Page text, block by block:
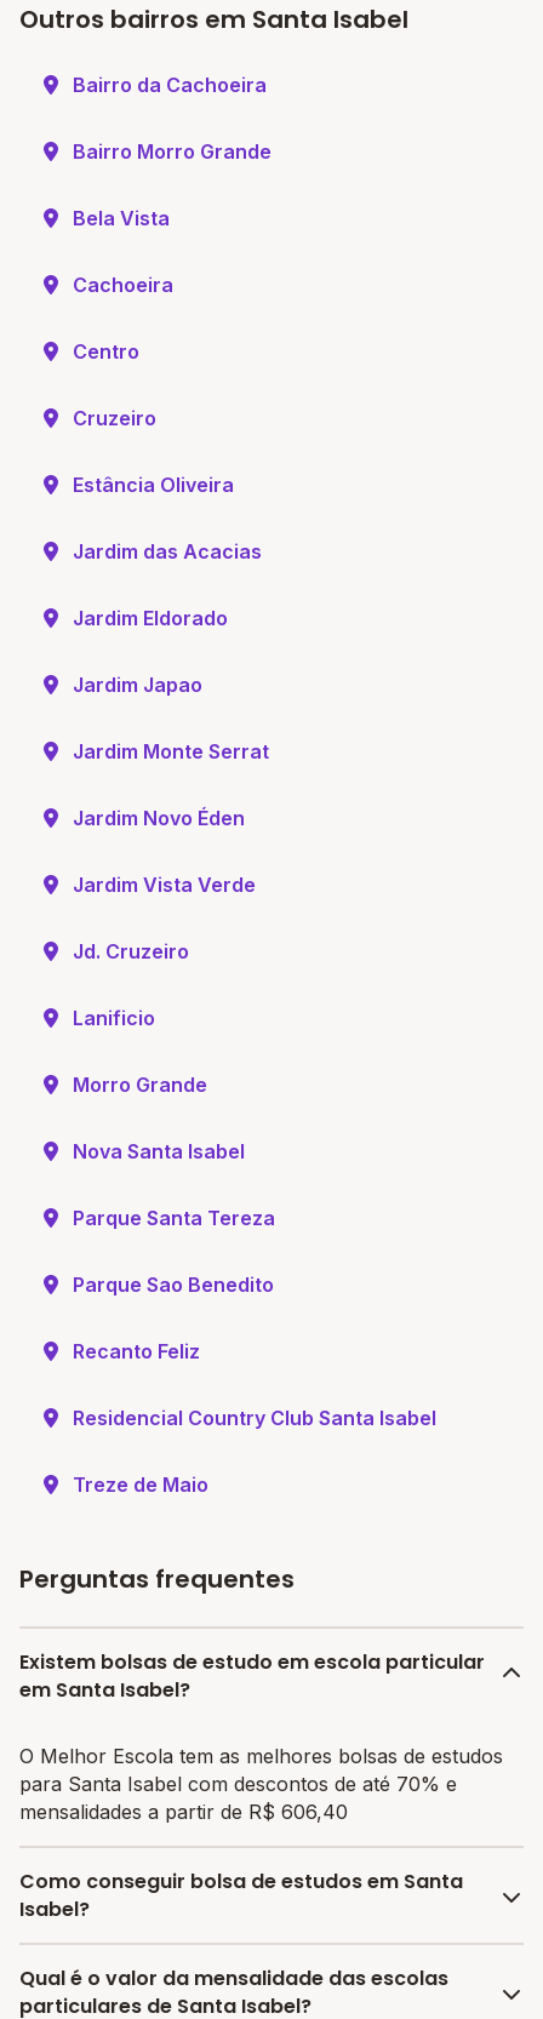
Outros bairros em Santa Isabel
Bairro da Cachoeira
Bairro Morro Grande
Bela Vista
Cachoeira
Centro
Cruzeiro
Estância Oliveira
Jardim das Acacias
Jardim Eldorado
Jardim Japao
Jardim Monte Serrat
Jardim Novo Éden
Jardim Vista Verde
Jd. Cruzeiro
Lanificio
Morro Grande
Nova Santa Isabel
Parque Santa Tereza
Parque Sao Benedito
Recanto Feliz
Residencial Country Club Santa Isabel
Treze de Maio
Perguntas frequentes
Existem bolsas de estudo em escola particular
em Santa Isabel?
O Melhor Escola tem as melhores bolsas de estudos
para Santa Isabel com descontos de até 70% e
mensalidades a partir de R$ 606,40
Como conseguir bolsa de estudos em Santa
Isabel?
O programa de bolsa do Melhor Escola disponibiliza
vagas com até 80% de desconto nas mensalidades.
Qual é o valor da mensalidade das escolas
particulares de Santa Isabel?